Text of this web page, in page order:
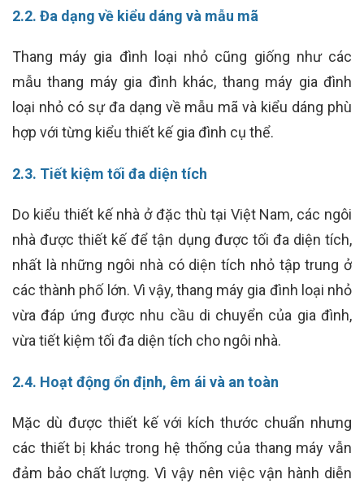
2.2. Đa dạng về kiểu dáng và mẫu mã
Thang máy gia đình loại nhỏ cũng giống như các
mẫu thang máy gia đình khác, thang máy gia đình
loại nhỏ có sự đa dạng về mẫu mã và kiểu dáng phù
hợp với từng kiểu thiết kế gia đình cụ thể.
2.3. Tiết kiệm tối đa diện tích
Do kiểu thiết kế nhà ở đặc thù tại Việt Nam, các ngôi
nhà được thiết kế để tận dụng được tối đa diện tích,
nhất là những ngôi nhà có diện tích nhỏ tập trung ở
các thành phố lớn. Vì vậy, thang máy gia đình loại nhỏ
vừa đáp ứng được nhu cầu di chuyển của gia đình,
vừa tiết kiệm tối đa diện tích cho ngôi nhà.
2.4. Hoạt động ổn định, êm ái và an toàn
Mặc dù được thiết kế với kích thước chuẩn nhưng
các thiết bị khác trong hệ thống của thang máy vẫn
đảm bảo chất lượng. Vì vậy nên việc vận hành diễn